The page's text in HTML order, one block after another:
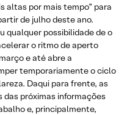
altas por mais tempo” para
de julho deste ano.
qualquer possibilidade de o
o ritmo de aperto
e até abre a
temporariamente o ciclo
Daqui para frente, as
das próximas informações
e, principalmente,